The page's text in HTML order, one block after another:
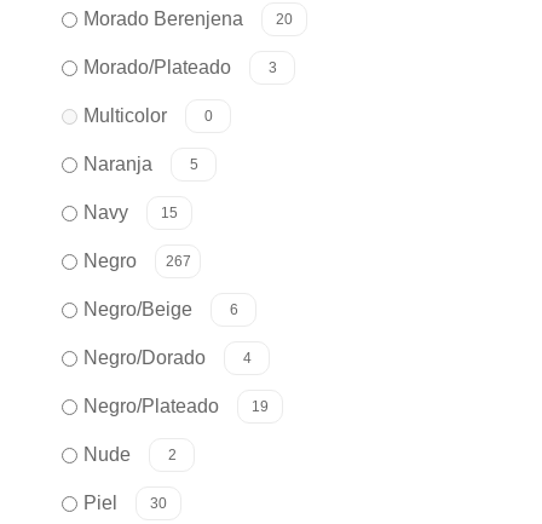
Morado Berenjena 20
Morado/Plateado 3
Multicolor 0
Naranja 5
Navy 15
Negro 267
Negro/Beige 6
Negro/Dorado 4
Negro/Plateado 19
Nude 2
Piel 30